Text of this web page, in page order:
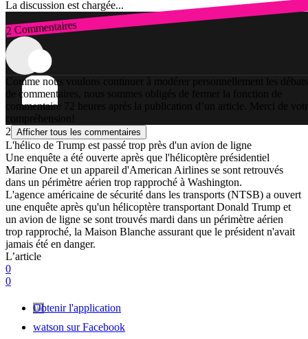
La discussion est chargée...
2 Commentaires
Connexion
Comme nous voulons continuer à modérer personnellement les débats
de commentaires, nous sommes obligés de fermer la fonction de
commentaire 72 heures après la publication d’un article. Merci de
compréhension!
2 Afficher tous les commentaires
L'hélico de Trump est passé trop près d'un avion de ligne
Une enquête a été ouverte après que l'hélicoptère présidentiel
Marine One et un appareil d'American Airlines se sont retrouvés
dans un périmètre aérien trop rapproché à Washington.
L'agence américaine de sécurité dans les transports (NTSB) a ouvert
une enquête après qu'un hélicoptère transportant Donald Trump et
un avion de ligne se sont trouvés mardi dans un périmètre aérien
trop rapproché, la Maison Blanche assurant que le président n'avait
jamais été en danger.
L’article
0
0
Obtenir l'application
watson sur Facebook